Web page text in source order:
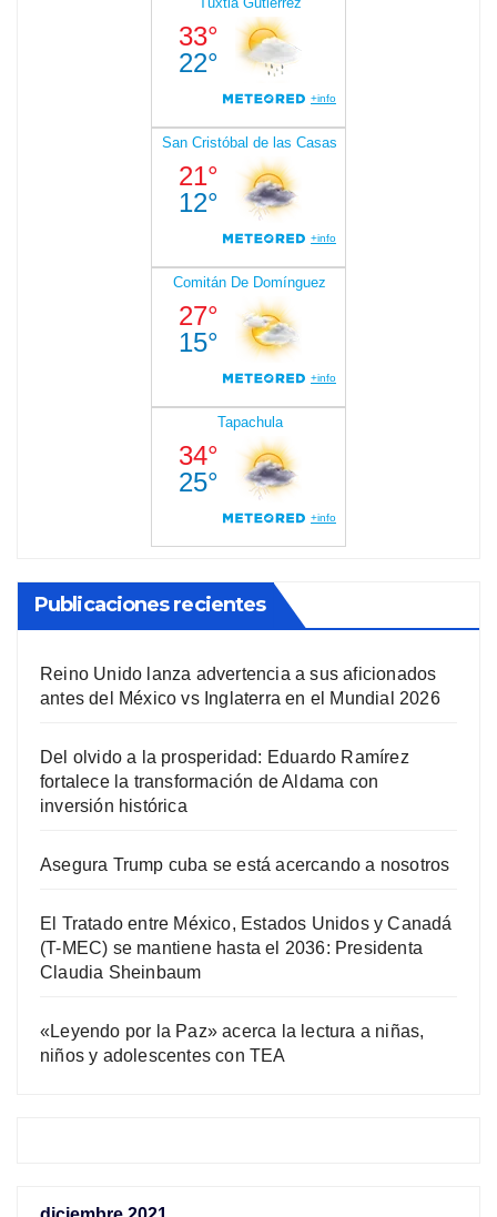
Publicaciones recientes
Reino Unido lanza advertencia a sus aficionados
antes del México vs Inglaterra en el Mundial 2026
Del olvido a la prosperidad: Eduardo Ramírez
fortalece la transformación de Aldama con
inversión histórica
Asegura Trump cuba se está acercando a nosotros
El Tratado entre México, Estados Unidos y Canadá
(T-MEC) se mantiene hasta el 2036: Presidenta
Claudia Sheinbaum
«Leyendo por la Paz» acerca la lectura a niñas,
niños y adolescentes con TEA